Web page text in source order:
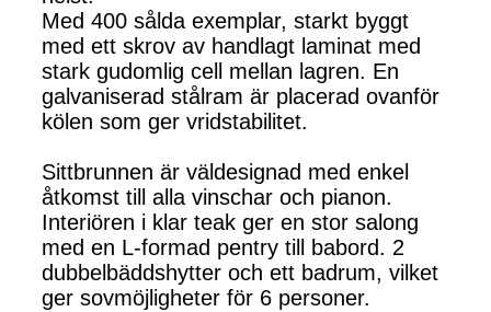
Med 400 sålda exemplar, starkt byggt
med ett skrov av handlagt laminat med
stark gudomlig cell mellan lagren. En
galvaniserad stålram är placerad ovanför
kölen som ger vridstabilitet.
Sittbrunnen är väldesignad med enkel
åtkomst till alla vinschar och pianon.
Interiören i klar teak ger en stor salong
med en L-formad pentry till babord. 2
dubbelbäddshytter och ett badrum, vilket
ger sovmöjligheter för 6 personer.